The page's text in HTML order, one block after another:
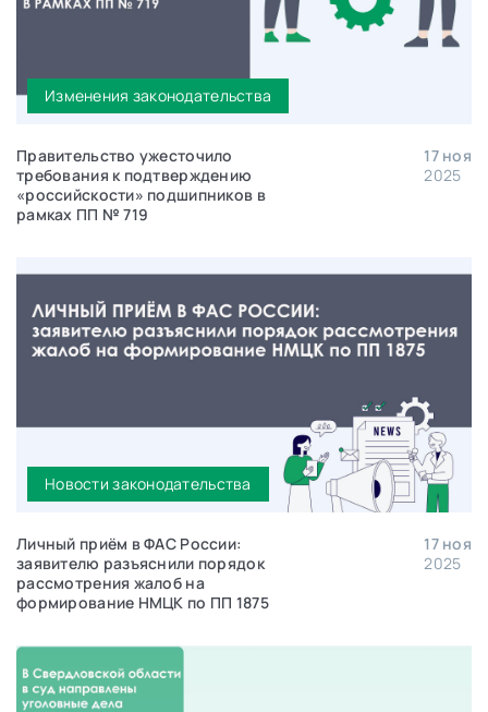
Изменения законодательства
Правительство ужесточило
требования к подтверждению
«российскости» подшипников в
рамках ПП № 719
17 ноя
2025
Новости законодательства
Личный приём в ФАС России:
заявителю разъяснили порядок
рассмотрения жалоб на
формирование НМЦК по ПП 1875
17 ноя
2025